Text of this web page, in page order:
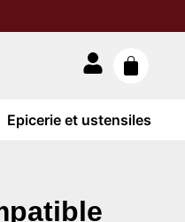
Epicerie et ustensiles